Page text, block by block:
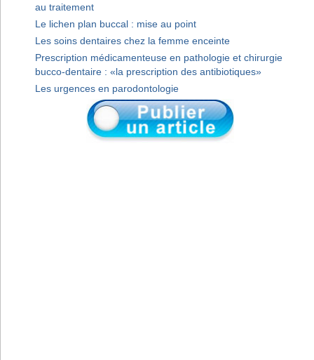
au traitement
Le lichen plan buccal : mise au point
Les soins dentaires chez la femme enceinte
Prescription médicamenteuse en pathologie et chirurgie
bucco-dentaire : «la prescription des antibiotiques»
Les urgences en parodontologie